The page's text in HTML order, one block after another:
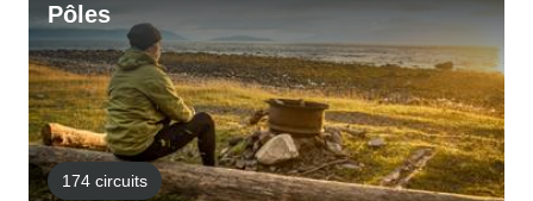
Pôles
174 circuits